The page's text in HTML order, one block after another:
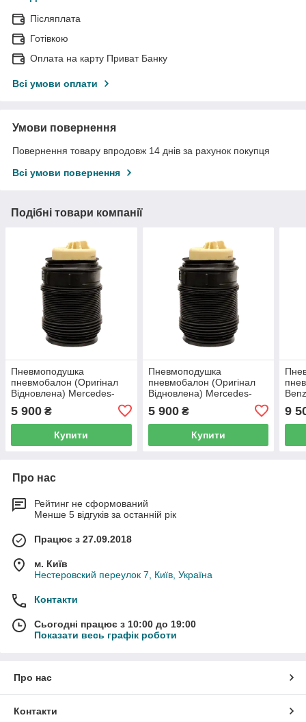
Післяплата
Готівкою
Оплата на карту Приват Банку
Всі умови оплати
Умови повернення
Повернення товару впродовж 14 днів за рахунок покупця
Всі умови повернення
Подібні товари компанії
Пневмоподушка
пневмобалон (Оригінал
Відновлена) Mercedes-
(задня ліва)
5 900 ₴
Купити
Пневмоподушка
пневмобалон (Оригінал
Відновлена) Mercedes-
(задня права)
5 900₴
Купити
9
Про нас
Рейтинг не сформований
Менше 5 відгуків за останній рік
Працює з 27.09.2018
м. Київ
Нестеровский переулок 7, Київ, Україна
Контакти
Сьогодні працює з 10:00 до 19:00
Показати весь графік роботи
Про нас
Контакти